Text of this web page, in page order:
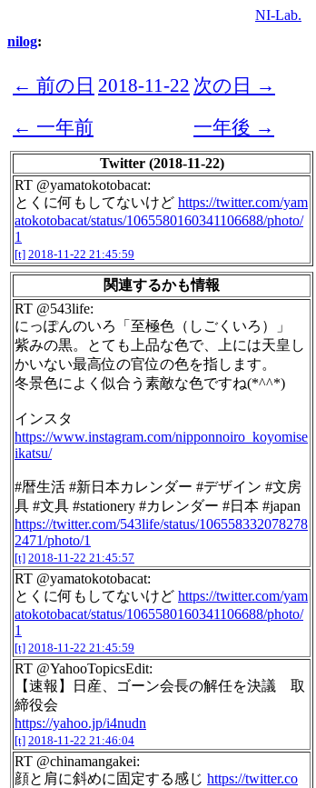
NI-Lab.
nilog:
← 前の日 2018-11-22 次の日 →
← 一年前
一年後 →
Twitter (2018-11-22)
RT @yamatokotobacat:
とくに何もしてないけど https://twitter.com/yam
atokotobacat/status/1065580160341106688/photo/
1
[t] 2018-11-22 21:45:59
関連するかも情報
RT @543life:
にっぽんのいろ「至極色（しごくいろ）」
紫みの黒。とても上品な色で、上には天皇し
かいない最高位の官位の色を指します。
冬景色によく似合う素敵な色ですね(*^^*)
インスタ
https://www.instagram.com/nipponnoiro_koyomise
ikatsu/
#暦生活 #新日本カレンダー #デザイン #文房
具 #文具 #stationery #カレンダー #日本 #japan
https://twitter.com/543life/status/106558332078278
2471/photo/1
[t] 2018-11-22 21:45:57
RT @yamatokotobacat:
とくに何もしてないけど https://twitter.com/yam
atokotobacat/status/1065580160341106688/photo/
1
[t] 2018-11-22 21:45:59
RT @YahooTopicsEdit:
【速報】日産、ゴーン会長の解任を決議 取
締役会
https://yahoo.jp/i4nudn
[t] 2018-11-22 21:46:04
RT @chinamangakei:
顔と肩に斜めに固定する感じ https://twitter.co